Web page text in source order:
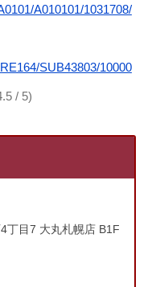
A010101/1031708/
SUB43803/10000
/ 5)
丁目7 大丸札幌店 B1F